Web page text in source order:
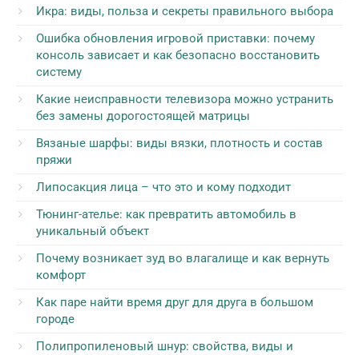
Икра: виды, польза и секреты правильного выбора
Ошибка обновления игровой приставки: почему
консоль зависает и как безопасно восстановить
систему
Какие неисправности телевизора можно устранить
без замены дорогостоящей матрицы
Вязаные шарфы: виды вязки, плотность и состав
пряжи
Липосакция лица – что это и кому подходит
Тюнинг-ателье: как превратить автомобиль в
уникальный объект
Почему возникает зуд во влагалище и как вернуть
комфорт
Как паре найти время друг для друга в большом
городе
Полипропиленовый шнур: свойства, виды и